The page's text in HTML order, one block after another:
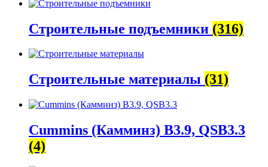
Строительные подъемники (316)
Строительные материалы (31)
Cummins (Камминз) B3.9, QSB3.3
(4)